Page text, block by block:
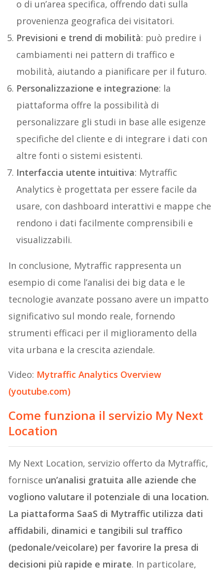
o di un’area specifica, offrendo dati sulla
provenienza geografica dei visitatori.
Previsioni e trend di mobilità: può predire i
cambiamenti nei pattern di traffico e
mobilità, aiutando a pianificare per il futuro.
Personalizzazione e integrazione: la
piattaforma offre la possibilità di
personalizzare gli studi in base alle esigenze
specifiche del cliente e di integrare i dati con
altre fonti o sistemi esistenti.
Interfaccia utente intuitiva: Mytraffic
Analytics è progettata per essere facile da
usare, con dashboard interattivi e mappe che
rendono i dati facilmente comprensibili e
visualizzabili.
In conclusione, Mytraffic rappresenta un
esempio di come l’analisi dei big data e le
tecnologie avanzate possano avere un impatto
significativo sul mondo reale, fornendo
strumenti efficaci per il miglioramento della
vita urbana e la crescita aziendale.
Video: Mytraffic Analytics Overview
(youtube.com)
Come funziona il servizio My Next
Location
My Next Location, servizio offerto da Mytraffic,
fornisce un’analisi gratuita alle aziende che
vogliono valutare il potenziale di una location.
La piattaforma SaaS di Mytraffic utilizza dati
affidabili, dinamici e tangibili sul traffico
(pedonale/veicolare) per favorire la presa di
decisioni più rapide e mirate. In particolare,